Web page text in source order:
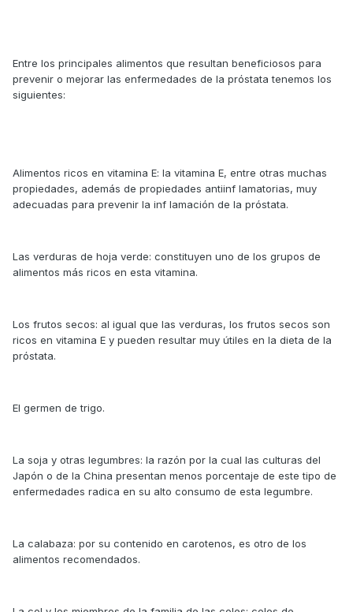
Entre los principales alimentos que resultan beneficiosos para
prevenir o mejorar las enfermedades de la próstata tenemos los
siguientes:
Alimentos ricos en vitamina E: la vitamina E, entre otras muchas
propiedades, además de propiedades antiinf lamatorias, muy
adecuadas para prevenir la inf lamación de la próstata.
Las verduras de hoja verde: constituyen uno de los grupos de
alimentos más ricos en esta vitamina.
Los frutos secos: al igual que las verduras, los frutos secos son
ricos en vitamina E y pueden resultar muy útiles en la dieta de la
próstata.
El germen de trigo.
La soja y otras legumbres: la razón por la cual las culturas del
Japón o de la China presentan menos porcentaje de este tipo de
enfermedades radica en su alto consumo de esta legumbre.
La calabaza: por su contenido en carotenos, es otro de los
alimentos recomendados.